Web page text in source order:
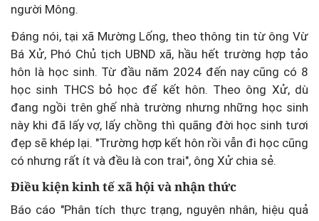
người Mông.
Đáng nói, tại xã Mường Lống, theo thông tin từ ông Vừ
Bá Xử, Phó Chủ tịch UBND xã, hầu hết trường hợp tảo
hôn là học sinh. Từ đầu năm 2024 đến nay cũng có 8
học sinh THCS bỏ học để kết hôn. Theo ông Xử, dù
đang ngồi trên ghế nhà trường nhưng những học sinh
này khi đã lấy vợ, lấy chồng thì quãng đời học sinh tươi
đẹp sẽ khép lại. "Trường hợp kết hôn rồi vẫn đi học cũng
có nhưng rất ít và đều là con trai", ông Xử chia sẻ.
Điều kiện kinh tế xã hội và nhận thức
Báo cáo "Phân tích thực trạng, nguyên nhân, hiệu quả